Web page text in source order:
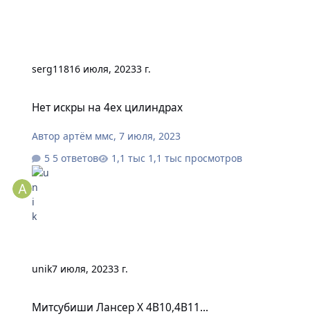
serg11816 июля, 20233 г.
Нет искры на 4ех цилиндрах
Авторартём ммс,7 июля, 2023
5 ответов
1,1 тыс просмотров
unik7 июля, 20233 г.
Митсубиши Лансер Х 4B10,4B11...